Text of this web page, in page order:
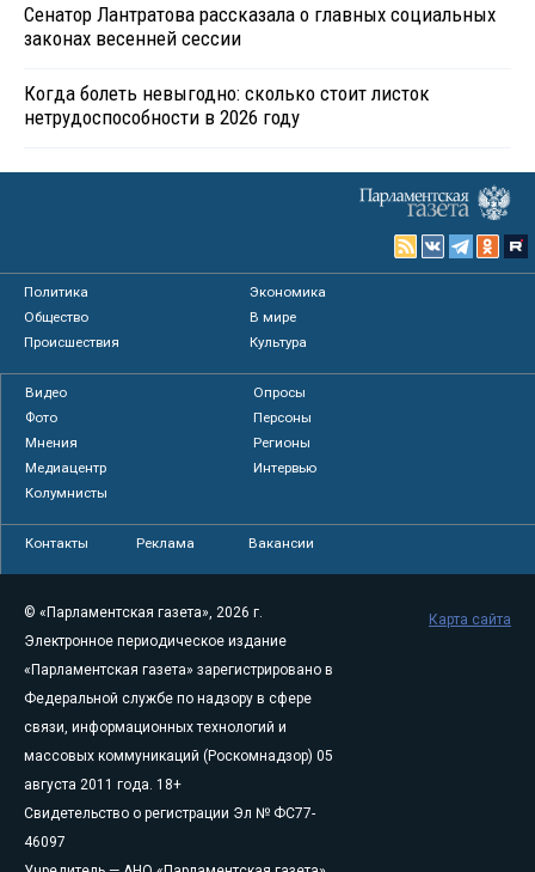
Сенатор Лантратова рассказала о главных социальных
законах весенней сессии
Когда болеть невыгодно: сколько стоит листок
нетрудоспособности в 2026 году
Политика
Экономика
Общество
В мире
Происшествия
Культура
Видео
Опросы
Фото
Персоны
Мнения
Регионы
Медиацентр
Интервью
Колумнисты
Контакты Реклама Вакансии
© «Парламентская газета», 2026 г.
Электронное периодическое издание
«Парламентская газета» зарегистрировано в
Федеральной службе по надзору в сфере
связи, информационных технологий и
массовых коммуникаций (Роскомнадзор) 05
августа 2011 года. 18+
Свидетельство о регистрации Эл № ФС77-
46097
Карта сайта